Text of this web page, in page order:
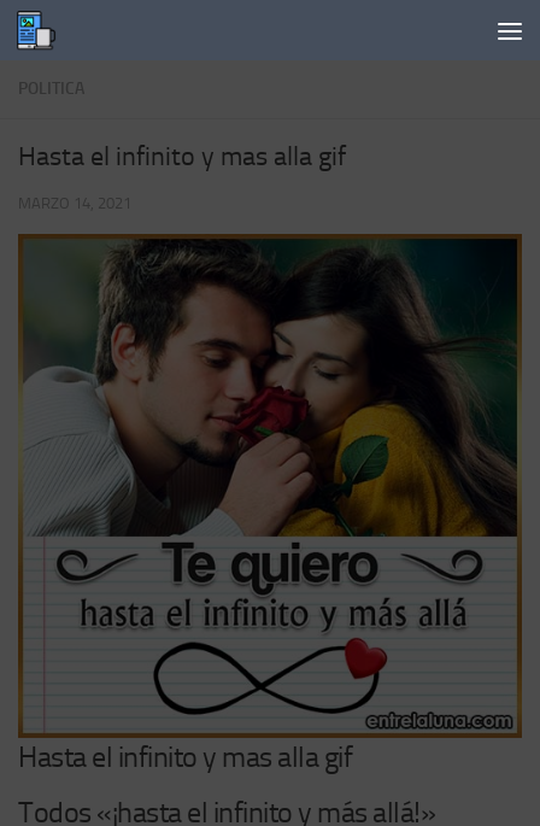
Saltar al contenido
POLITICA
Hasta el infinito y mas alla gif
MARZO 14, 2021
Hasta el infinito y mas alla gif
Todos «¡hasta el infinito y más allá!»